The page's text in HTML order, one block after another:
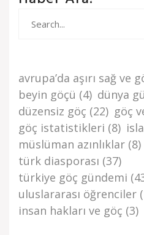
avrupa’da aşiri sağ ve
beyi̇n göçü (4) dünya
düzensi̇z göç (22) göç
göç i̇stati̇sti̇kleri̇ (8)
müslüman azınlıklar (8)
türk di̇asporasi (37)
türki̇ye göç gündemi̇
uluslararası öğrenciler
i̇nsan haklari ve göç (3)